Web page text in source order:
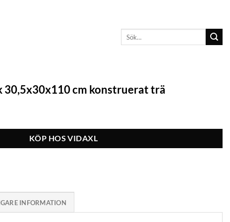
30,5x30x110 cm konstruerat trä
KÖP HOS VIDAXL
INFORMATION